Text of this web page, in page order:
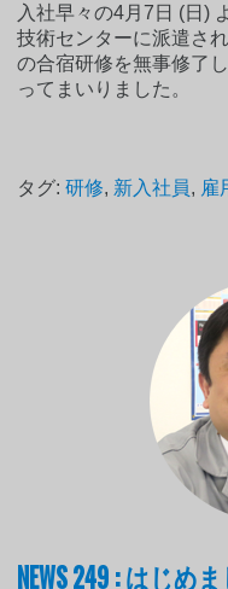
入社早々の4月7日 (日)
技術センターに派遣さ
の合宿研修を無事修了
ってまいりました。
タグ:研修, 新入社員, 雇
NEWS 249 : はじめ